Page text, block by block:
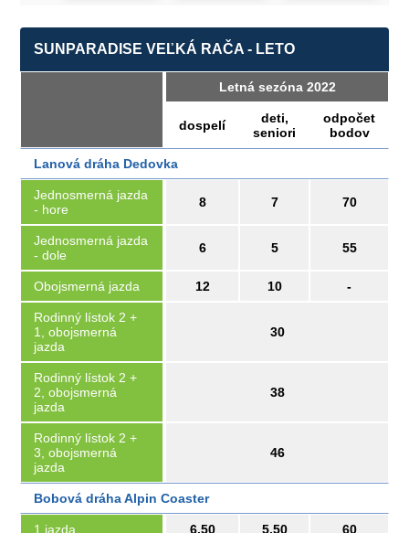
SUNPARADISE VEĽKÁ RAČA - LETO
Letná sezóna 2022
dospelí
deti,
seniori
odpočet
bodov
Lanová dráha Dedovka
Jednosmerná jazda
- hore
8 7 70
Jednosmerná jazda
- dole
6 5 55
Obojsmerná jazda 12 10 -
Rodinný lístok 2 +
1, obojsmerná
jazda
30
Rodinný lístok 2 +
2, obojsmerná
jazda
38
Rodinný lístok 2 +
3, obojsmerná
jazda
46
Bobová dráha Alpin Coaster
1 jazda 6,50 5,50 60